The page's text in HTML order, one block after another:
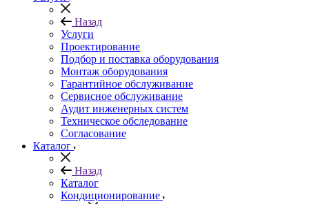
Назад
Услуги
Проектирование
Подбор и поставка оборудования
Монтаж оборудования
Гарантийное обслуживание
Сервисное обслуживание
Аудит инженерных систем
Техническое обследование
Согласование
Каталог
Назад
Каталог
Кондиционирование